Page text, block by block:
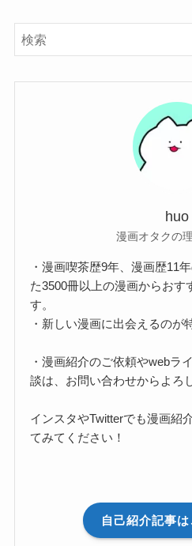
huo
漫画オタクの
・漫画喫茶歴9年、漫画歴11
た3500冊以上の漫画からおす
す。
・新しい漫画に出会えるのが
・漫画紹介のご依頼やwebラ
談は、お問い合わせからよろ
インスタやTwitterでも漫画紹
てみてください！
自己紹介記事